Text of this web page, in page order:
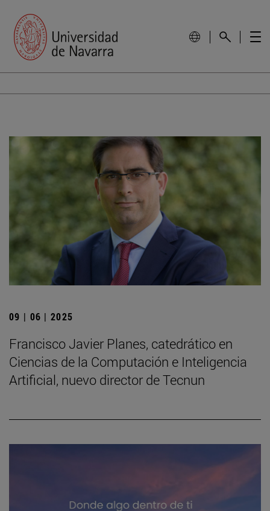
09 | 06 | 2025
Francisco Javier Planes, catedrático en
Ciencias de la Computación e Inteligencia
Artificial, nuevo director de Tecnun